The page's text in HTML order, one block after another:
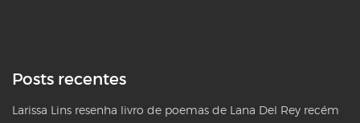
Posts recentes
Larissa Lins resenha livro de poemas de Lana Del Rey recém